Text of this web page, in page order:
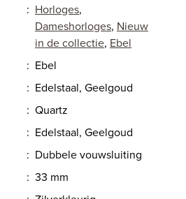
: Horloges,
Dameshorloges, Nieuw
in de collectie, Ebel
: Ebel
: Edelstaal, Geelgoud
: Quartz
: Edelstaal, Geelgoud
: Dubbele vouwsluiting
: 33 mm